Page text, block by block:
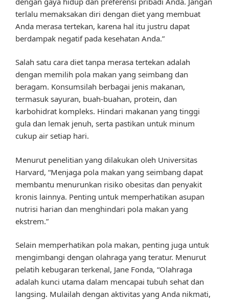
terlalu memaksakan diri dengan diet yang membuat
Anda merasa tertekan, karena hal itu justru dapat
berdampak negatif pada kesehatan Anda.”
Salah satu cara diet tanpa merasa tertekan adalah
dengan memilih pola makan yang seimbang dan
beragam. Konsumsilah berbagai jenis makanan,
termasuk sayuran, buah-buahan, protein, dan
karbohidrat kompleks. Hindari makanan yang tinggi
gula dan lemak jenuh, serta pastikan untuk minum
cukup air setiap hari.
Menurut penelitian yang dilakukan oleh Universitas
Harvard, “Menjaga pola makan yang seimbang dapat
membantu menurunkan risiko obesitas dan penyakit
kronis lainnya. Penting untuk memperhatikan asupan
nutrisi harian dan menghindari pola makan yang
ekstrem.”
Selain memperhatikan pola makan, penting juga untuk
mengimbangi dengan olahraga yang teratur. Menurut
pelatih kebugaran terkenal, Jane Fonda, “Olahraga
adalah kunci utama dalam mencapai tubuh sehat dan
langsing. Mulailah dengan aktivitas yang Anda nikmati,